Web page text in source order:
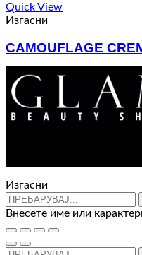
Quick View
Изгасни
CAMOUFLAGE
2.110ден
Изгасни
Внесете име или